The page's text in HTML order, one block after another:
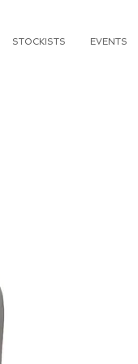
STOCKISTS EVENTS